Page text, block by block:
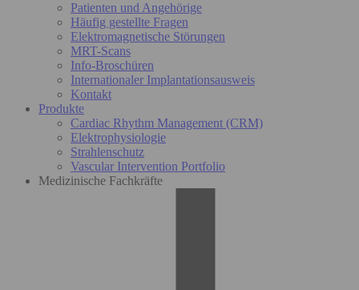
Patienten und Angehörige
Häufig gestellte Fragen
Elektromagnetische Störungen
MRT-Scans
Info-Broschüren
Internationaler Implantationsausweis
Kontakt
Produkte
Cardiac Rhythm Management (CRM)
Elektrophysiologie
Strahlenschutz
Vascular Intervention Portfolio
Medizinische Fachkräfte